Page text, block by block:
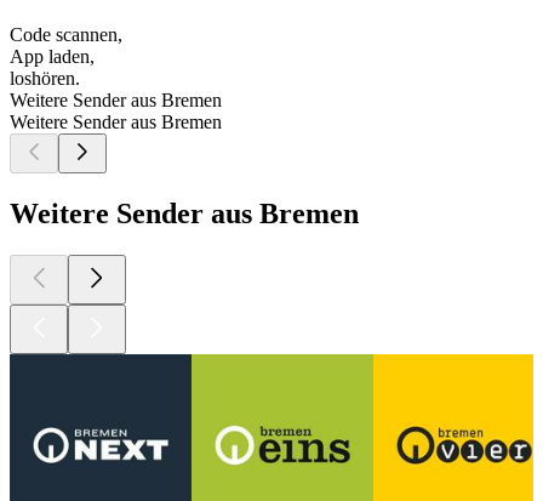
Code scannen,
App laden,
loshören.
Weitere Sender aus Bremen
Weitere Sender aus Bremen
Weitere Sender aus Bremen